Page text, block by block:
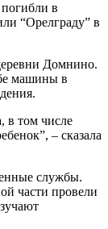
в
“Орелграду” в
Домнино.
машины в
в том числе
– сказала
службы.
части провели